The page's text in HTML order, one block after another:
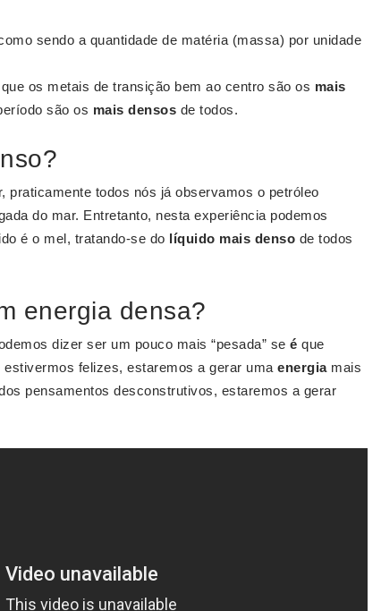
sendo a quantidade de matéria (massa) por unidade
os metais de transição bem ao centro são os mais
são os mais densos de todos.
praticamente todos nós já observamos o petróleo
do mar. Entretanto, nesta experiência podemos
é o mel, tratando-se do líquido mais denso de todos
energia densa?
dizer ser um pouco mais “pesada” se é que
estivermos felizes, estaremos a gerar uma energiamais
pensamentos desconstrutivos, estaremos a gerar